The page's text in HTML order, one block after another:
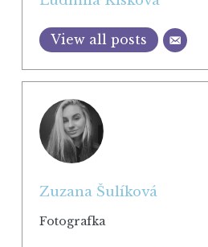
View all posts
Zuzana Šulíková
Fotografka